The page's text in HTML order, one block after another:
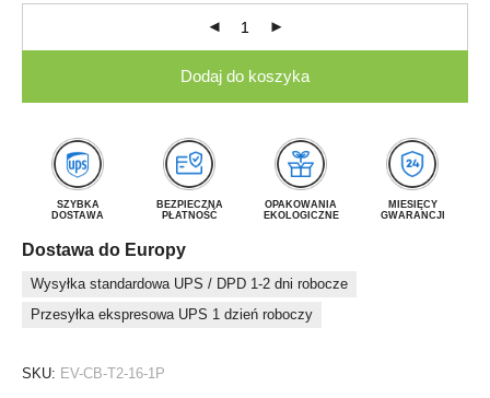
Dodaj do koszyka
SZYBKA
DOSTAWA
BEZPIECZNA
PŁATNOŚĆ
OPAKOWANIA
EKOLOGICZNE
MIESIĘCY
GWARANCJI
Dostawa do Europy
Wysyłka standardowa UPS / DPD 1-2 dni robocze
Przesyłka ekspresowa UPS 1 dzień roboczy
SKU: EV-CB-T2-16-1P